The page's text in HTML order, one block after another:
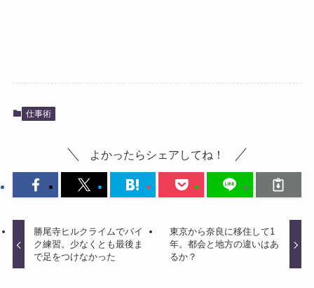
仕事術
よかったらシェアしてね！
勝尾寺ヒルクライムでバイ
ク練習。少なくとも最後ま
で足をつけなかった
東京から奈良に移住して1
年。都会と地方の違いはあ
るか？